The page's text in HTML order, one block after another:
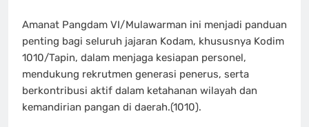
Amanat Pangdam VI/Mulawarman ini menjadi panduan
penting bagi seluruh jajaran Kodam, khususnya Kodim
1010/Tapin, dalam menjaga kesiapan personel,
mendukung rekrutmen generasi penerus, serta
berkontribusi aktif dalam ketahanan wilayah dan
kemandirian pangan di daerah.(1010).